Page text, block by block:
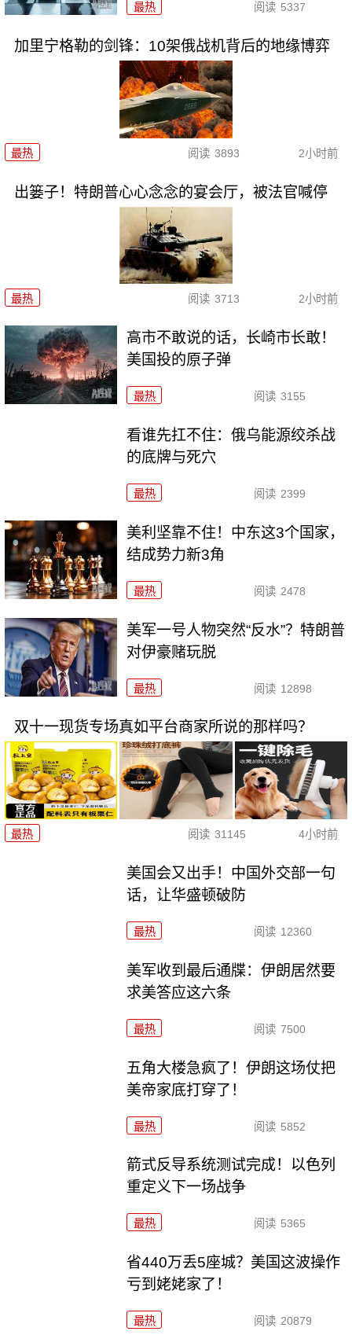
最热 阅读 5337
加里宁格勒的剑锋：10架俄战机背后的地缘博弈
最热 阅读 3893 2小时前
出篓子！特朗普心心念念的宴会厅，被法官喊停
最热 阅读 3713 2小时前
高市不敢说的话，长崎市长敢！
美国投的原子弹
最热 阅读 3155
看谁先扛不住：俄乌能源绞杀战
的底牌与死穴
最热 阅读 2399
美利坚靠不住！中东这3个国家，
结成势力新3角
最热 阅读 2478
美军一号人物突然“反水”？特朗普
对伊豪赌玩脱
最热 阅读 12898
双十一现货专场真如平台商家所说的那样吗？
最热 阅读 31145 4小时前
美国会又出手！中国外交部一句
话，让华盛顿破防
最热 阅读 12360
美军收到最后通牒：伊朗居然要
求美答应这六条
最热 阅读 7500
五角大楼急疯了！伊朗这场仗把
美帝家底打穿了！
最热 阅读 5852
箭式反导系统测试完成！以色列
重定义下一场战争
最热 阅读 5365
省440万丢5座城？美国这波操作
亏到姥姥家了！
最热 阅读 20879